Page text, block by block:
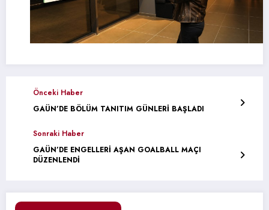
Önceki Haber
GAÜN’DE BÖLÜM TANITIM GÜNLERİ BAŞLADI
Sonraki Haber
GAÜN’DE ENGELLERİ AŞAN GOALBALL MAÇI
DÜZENLENDİ